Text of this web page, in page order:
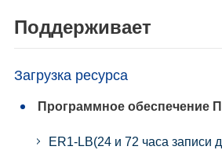
Поддерживает
Загрузка ресурса
Программное обеспечение
ER1-LB(24 и 72 часа записи